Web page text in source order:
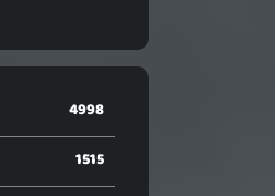
4998
1515